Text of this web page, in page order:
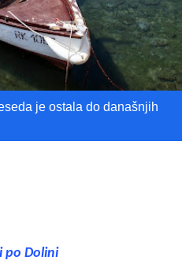
je ostala do današnjih
po Dolini